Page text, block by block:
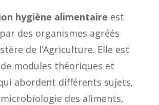
hygiène alimentaire est
des organismes agréés
de l’Agriculture. Elle est
modules théoriques et
abordent différents sujets,
des aliments,